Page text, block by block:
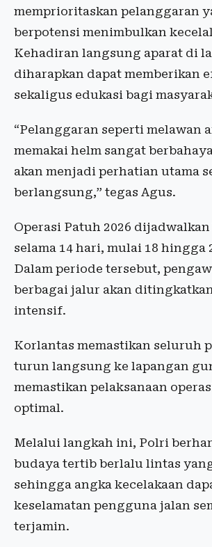
memprioritaskan pelanggaran
berpotensi menimbulkan
Kehadiran langsung aparat di
diharapkan dapat memberikan
sekaligus edukasi bagi
“Pelanggaran seperti melawan
memakai helm sangat
akan menjadi perhatian utama
berlangsung,” tegas Agus.
Operasi Patuh 2026
selama 14 hari, mulai 18 hingga
Dalam periode tersebut,
berbagai jalur akan
intensif.
Korlantas memastikan seluruh
turun langsung ke lapangan
memastikan pelaksanaan
optimal.
Melalui langkah ini, Polri
budaya tertib berlalu lintas
sehingga angka kecelakaan
keselamatan pengguna jalan
terjamin.